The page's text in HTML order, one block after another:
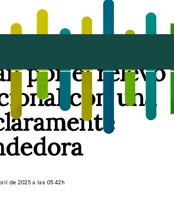
por el relevo
con una
de 2025 a las 05:42h